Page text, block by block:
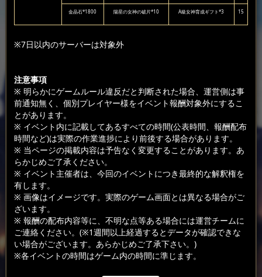
金晶石*1800 陽星の女神の破片*10 A級女神育成ギフト*3 15
※7日以内のサーバーは対象外
注意事項
※ 明らかにゲームルール違反だと判断された場合、運営側は事
前通知無く、個別プレイヤー様をイベント報酬対象外にするこ
とがあります。
※ イベント内に記載してあるすべての時間(公表時間、報酬配布
時間など)は実際の作業進捗により前後する場合があります。
※ 当ページの掲載内容は予告なく変更することがあります。あ
らかじめご了承ください。
※ イベント主催者は、今回のイベントにつき最終的な解釈権を
有します。
※ 画像はイメージです。実際のゲーム画面とは異なる場合がご
ざいます。
※ 報酬の配布内容等に、不明な点等ある場合には運営チームに
ご連絡ください。(※1週間以上経過するとデータが確認できな
い場合がございます。あらかじめご了承下さい。)
※各イベントの時間はゲーム内の時間に準じます。